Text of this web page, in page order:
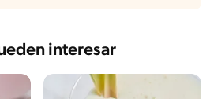
interesar